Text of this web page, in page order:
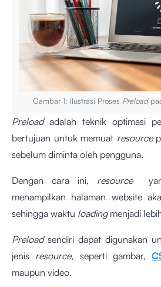
Gambar 1: Ilustrasi Proses Preload
Preloadadalah teknik optimasi
bertujuan untuk memuat resource
sebelum diminta oleh pengguna.
Dengan cara ini, resource
menampilkan halaman website
sehingga waktu loading menjadi
Preloadsendiri dapat digunakan
jenis resource, seperti gambar,
maupun video.